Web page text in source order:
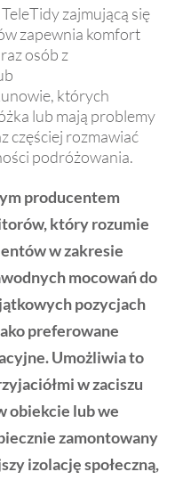
zajmującą się
zapewnia komfort
osób z
których
lub mają problemy
częściej rozmawiać
podróżowania.
producentem
który rozumie
w zakresie
mocowań do
pozycjach
preferowane
Umożliwia to
w zaciszu
obiekcie lub we
zamontowany
izolację społeczną,